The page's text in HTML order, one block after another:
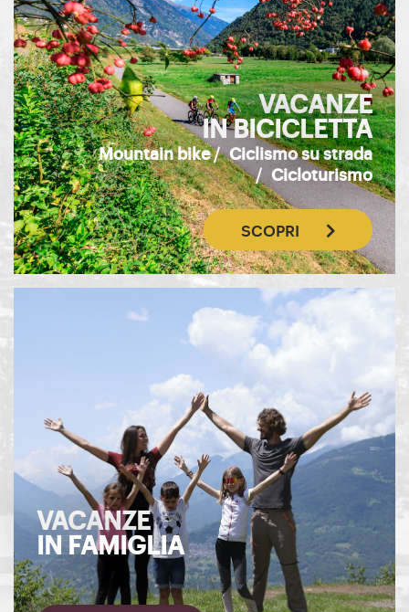
VACANZE
IN BICICLETTA
Mountain bike/ Ciclismo su strada
/ Cicloturismo
SCOPRI
VACANZE
IN FAMIGLIA